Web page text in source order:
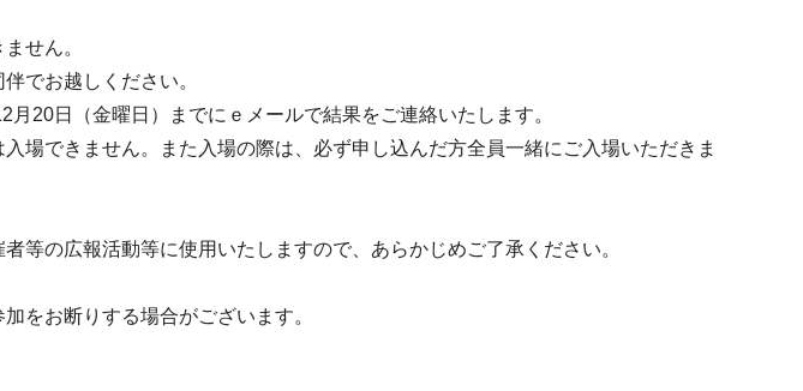
せん。
でお越しください。
20日（金曜日）までにｅメールで結果をご連絡いたします。
できません。また入場の際は、必ず申し込んだ方全員一緒にご入場いただきま
の広報活動等に使用いたしますので、あらかじめご了承ください。
をお断りする場合がございます。